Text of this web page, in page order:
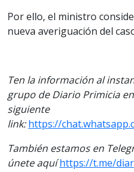
Por ello, el ministro
nueva averiguación del
Ten la información al
grupo de Diario Primicia
siguiente
link:https://
También estamos en
únete aquí https://t.me/